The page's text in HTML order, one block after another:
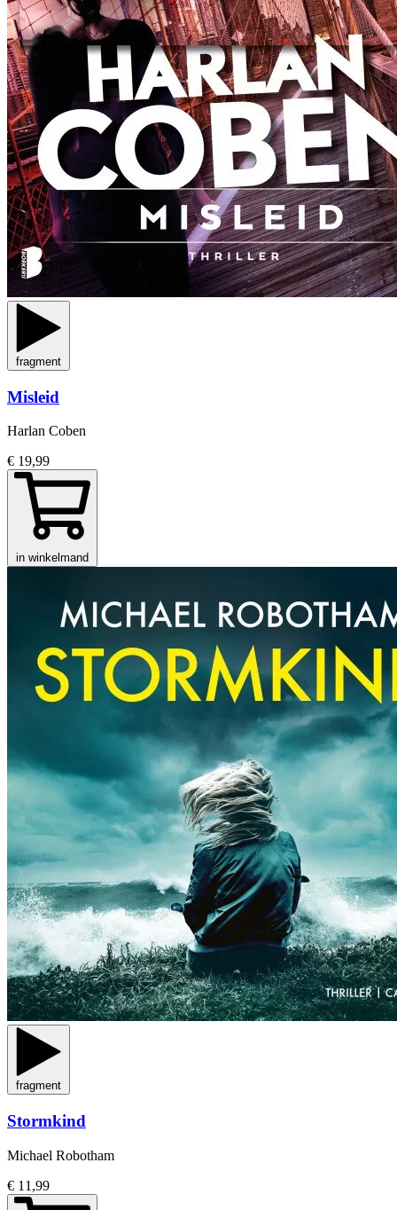
fragment
Misleid
Harlan Coben
€ 19,99
in winkelmand
fragment
Stormkind
Michael Robotham
€ 11,99